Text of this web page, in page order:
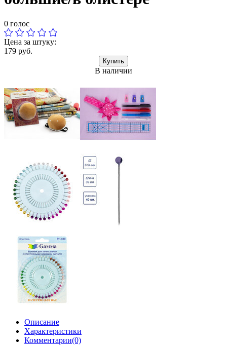
0 голос
Цена за штуку:
179 руб.
Купить
В наличии
Описание
Характеристики
Комментарии(0)